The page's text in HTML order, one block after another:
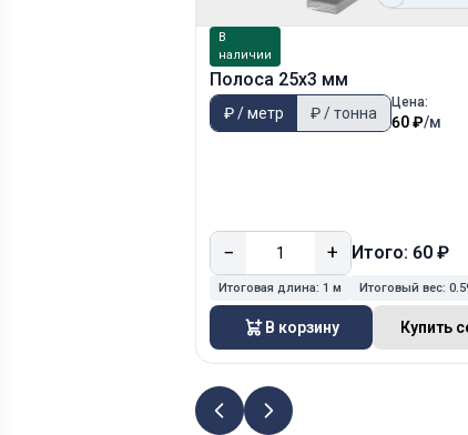
В
наличии
Полоса 25х3 мм
₽ / метр ₽ / тонна
Цена:
60 ₽/м
− + Итого: 60 ₽
Итоговая длина: 1 м Итоговый вес:
В корзину Купить